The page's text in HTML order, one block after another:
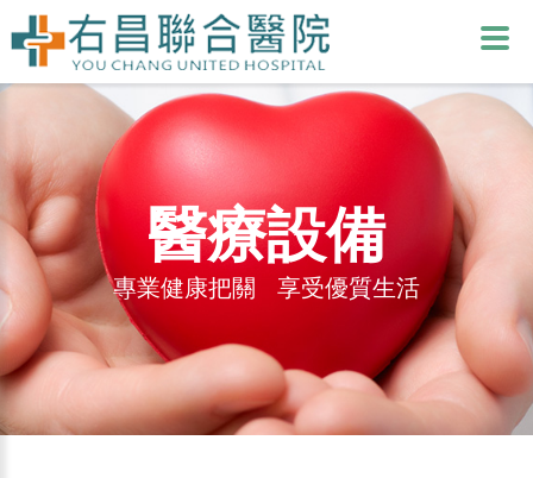
醫療設備
專業健康把關 享受優質生活